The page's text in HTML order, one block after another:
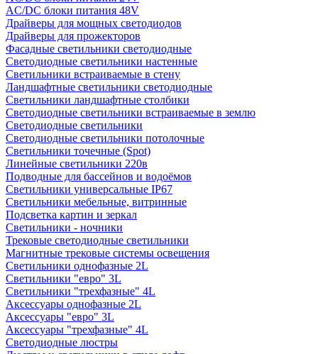
AC/DC блоки питания 48V
Драйверы для мощных светодиодов
Драйверы для прожекторов
Фасадные светильники светодиодные
Светодиодные светильники настенные
Светильники встраиваемые в стену
Ландшафтные светильники светодиодные
Светильники ландшафтные столбики
Светодиодные светильники встраиваемые в землю
Светодиодные светильники
Светодиодные светильники потолочные
Светильники точечные (Spot)
Линейные светильники 220в
Подводные для бассейнов и водоёмов
Светильники универсальные IP67
Светильники мебельные, витринные
Подсветка картин и зеркал
Светильники - ночники
Трековые светодиодные светильники
Магнитные трековые системы освещения
Светильники однофазные 2L
Светильники "евро" 3L
Светильники "трехфазные" 4L
Аксессуары однофазные 2L
Аксессуары "евро" 3L
Аксессуары "трехфазные" 4L
Светодиодные люстры